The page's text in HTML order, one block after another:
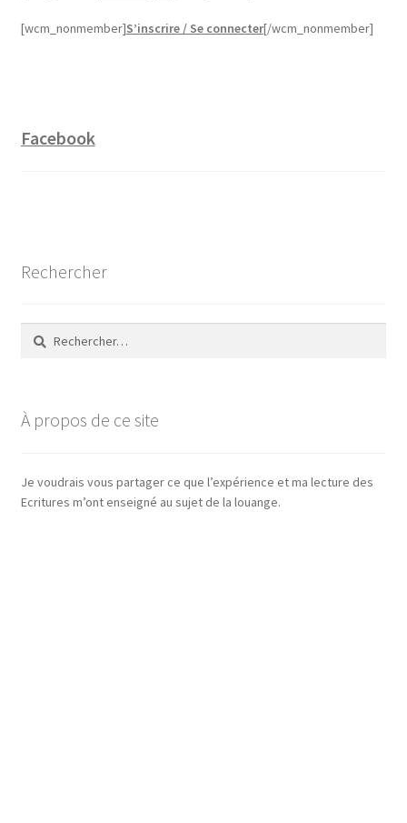
[wcm_nonmember]S’inscrire / Se connecter[/wcm_nonmember]
Facebook
Rechercher
Rechercher :
À propos de ce site
Je voudrais vous partager ce que l’expérience et ma lecture des
Ecritures m’ont enseigné au sujet de la louange.